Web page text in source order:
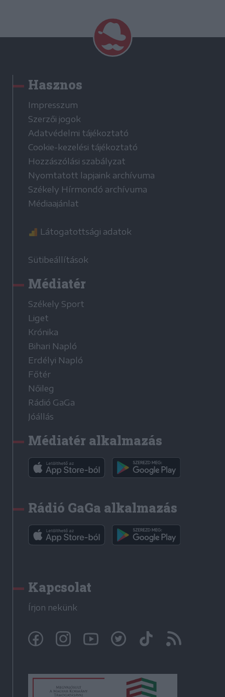
Hasznos
Impresszum
Szerzői jogok
Adatvédelmi tájékoztató
Cookie-kezelési tájékoztató
Hozzászólási szabályzat
Nyomtatott lapjaink archívuma
Székely Hírmondó archívuma
Médiaajánlat
Látogatottsági adatok
Sütibeállítások
Médiatér
Székely Sport
Liget
Krónika
Bihari Napló
Erdélyi Napló
Főtér
Nőileg
Rádió GaGa
Jóállás
Médiatér alkalmazás
Rádió GaGa alkalmazás
Kapcsolat
Írjon nekünk